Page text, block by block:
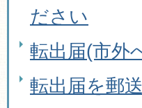
ださい
転出届(市外
転出届を郵